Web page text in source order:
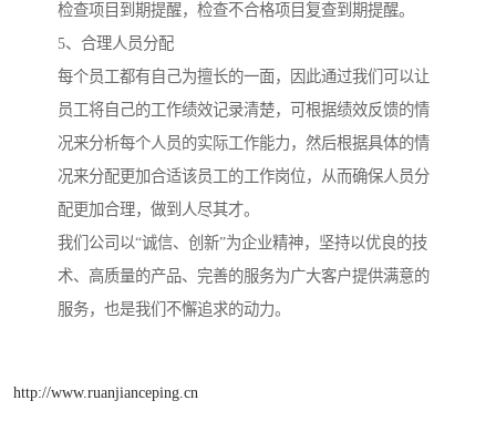
检查项目到期提醒，检查不合格项目复查到期提醒。
5、合理人员分配
每个员工都有自己为擅长的一面，因此通过我们可以让
员工将自己的工作绩效记录清楚，可根据绩效反馈的情
况来分析每个人员的实际工作能力，然后根据具体的情
况来分配更加合适该员工的工作岗位，从而确保人员分
配更加合理，做到人尽其才。
我们公司以“诚信、创新”为企业精神，坚持以优良的技
术、高质量的产品、完善的服务为广大客户提供满意的
服务，也是我们不懈追求的动力。
http://www.ruanjianceping.cn